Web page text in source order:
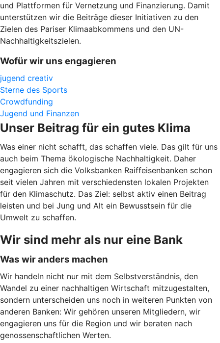
und Plattformen für Vernetzung und Finanzierung. Damit
unterstützen wir die Beiträge dieser Initiativen zu den
Zielen des Pariser Klimaabkommens und den UN-
Nachhaltigkeitszielen.
Wofür wir uns engagieren
jugend creativ
Sterne des Sports
Crowdfunding
Jugend und Finanzen
Unser Beitrag für ein gutes Klima
Was einer nicht schafft, das schaffen viele. Das gilt für uns
auch beim Thema ökologische Nachhaltigkeit. Daher
engagieren sich die Volksbanken Raiffeisenbanken schon
seit vielen Jahren mit verschiedensten lokalen Projekten
für den Klimaschutz. Das Ziel: selbst aktiv einen Beitrag
leisten und bei Jung und Alt ein Bewusstsein für die
Umwelt zu schaffen.
Wir sind mehr als nur eine Bank
Was wir anders machen
Wir handeln nicht nur mit dem Selbstverständnis, den
Wandel zu einer nachhaltigen Wirtschaft mitzugestalten,
sondern unterscheiden uns noch in weiteren Punkten von
anderen Banken: Wir gehören unseren Mitgliedern, wir
engagieren uns für die Region und wir beraten nach
genossenschaftlichen Werten.